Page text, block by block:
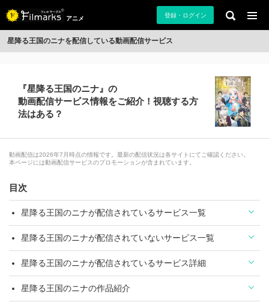
アニメ 登録・ログイン
星降る王国のニナを配信している動画配信サービス
『星降る王国のニナ』の
動画配信サービス情報をご紹介！視聴する方
法はある？
動画配信は2026年7月時点の情報です。最新の配信状況は各サイトにてご確認ください。
本ページには動画配信サービスのプロモーションが含まれています。
目次
星降る王国のニナが配信されているサービス一覧
星降る王国のニナが配信されていないサービス一覧
星降る王国のニナが配信されているサービス詳細
星降る王国のニナの作品紹介